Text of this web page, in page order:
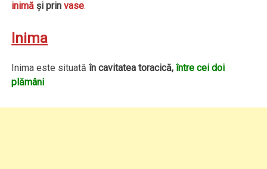
inimă şi prinvase.
Inima
Inima este situatăîn cavitatea toracică,între cei doi
plămâni.